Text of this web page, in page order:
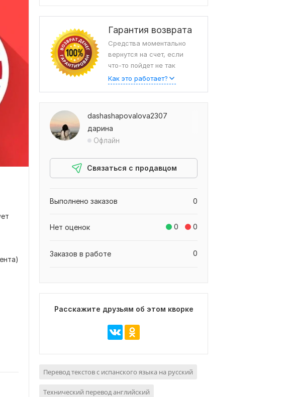
Гарантия возврата
Средства моментально
вернутся на счет, если
что-то пойдет не так
Как это работает?
dashashapovalova2307
дарина
Офлайн
Связаться с продавцом
0
Выполнено заказов
0 0
Нет оценок
0
Заказов в работе
Расскажите друзьям об этом кворке
Перевод текстов с испанского языка на русский
Технический перевод английский